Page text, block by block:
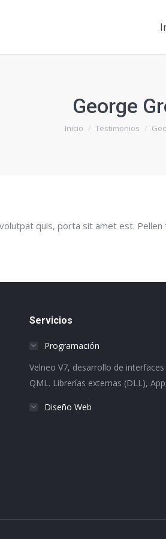
George
Estás aquí:
Inicio Testimonios
quis, porta sit amet est.
Servicios
Programación
Velneo V7, desarrollo de
QML. Librerías externas (DLL),
Diseño Web